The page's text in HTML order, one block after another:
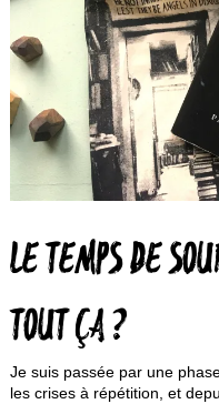
LE TEMPS DE
TOUT ÇA ?
Je suis passée par une
les crises à répétition, et